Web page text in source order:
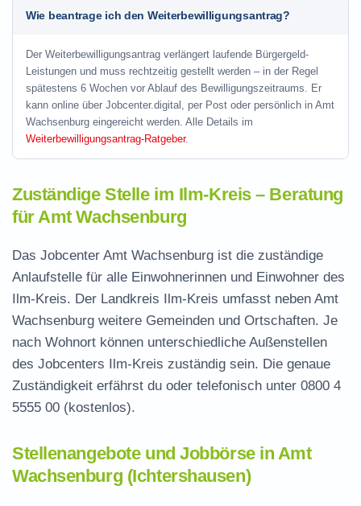
Wie beantrage ich den Weiterbewilligungsantrag?
Der Weiterbewilligungsantrag verlängert laufende Bürgergeld-
Leistungen und muss rechtzeitig gestellt werden – in der Regel
spätestens 6 Wochen vor Ablauf des Bewilligungszeitraums. Er
kann online über Jobcenter.digital, per Post oder persönlich in Amt
Wachsenburg eingereicht werden. Alle Details im
Weiterbewilligungsantrag-Ratgeber.
Zuständige Stelle im Ilm-Kreis – Beratung
für Amt Wachsenburg
Das Jobcenter Amt Wachsenburg ist die zuständige
Anlaufstelle für alle Einwohnerinnen und Einwohner des
Ilm-Kreis. Der Landkreis Ilm-Kreis umfasst neben Amt
Wachsenburg weitere Gemeinden und Ortschaften. Je
nach Wohnort können unterschiedliche Außenstellen
des Jobcenters Ilm-Kreis zuständig sein. Die genaue
Zuständigkeit erfährst du oder telefonisch unter 0800 4
5555 00 (kostenlos).
Stellenangebote und Jobbörse in Amt
Wachsenburg (Ichtershausen)